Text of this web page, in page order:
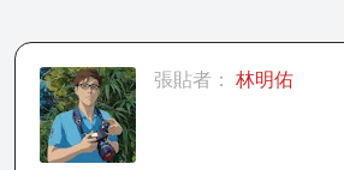
張貼者： 林明佑